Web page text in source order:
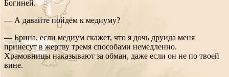
Богиней.
— А давайте пойдём к медиуму?
— Брина, если медиум скажет, что я дочь друида меня
принесут в жертву тремя способами немедленно.
Храмовницы наказывают за обман, даже если он не по твоей
вине.